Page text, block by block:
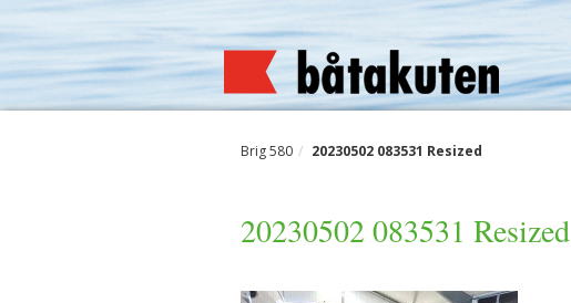
Brig 580 20230502 083531 Resized
20230502 083531 Resized